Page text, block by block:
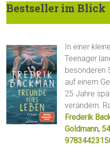
Bestseller im Blick
In einer
Teenager
besonderen
auf einem
25 Jahre
verändern.
Frederik
Goldmann,